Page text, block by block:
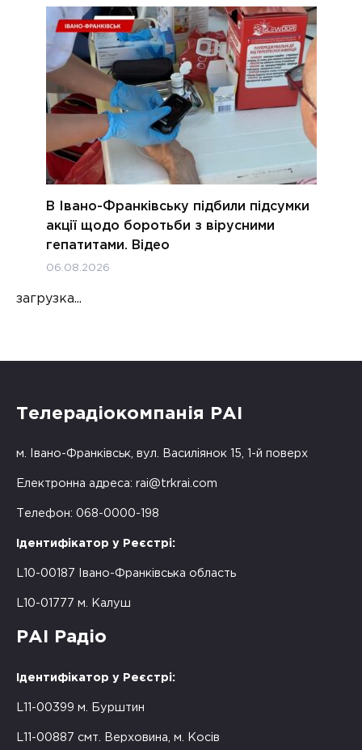
В Івано-Франківську підбили підсумки
акції щодо боротьби з вірусними
гепатитами. Відео
06.08.2026
загрузка...
Телерадіокомпанія РАІ
м. Івано-Франківськ, вул. Василіянок 15, 1-й поверх
Електронна адреса: rai@trkrai.com
Телефон: 068-0000-198
Ідентифікатор у Реєстрі:
L10-00187 Івано-Франківська область
L10-01777 м. Калуш
РАІ Радіо
Ідентифікатор у Реєстрі:
L11-00399 м. Бурштин
L11-00887 смт. Верховина, м. Косів